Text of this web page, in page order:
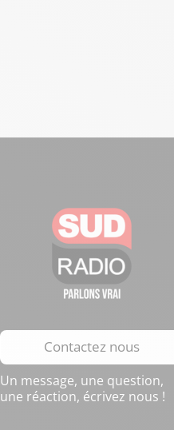
Contactez nous
Un message, une question,
une réaction, écrivez nous !